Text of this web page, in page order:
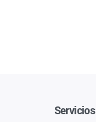
Servicios